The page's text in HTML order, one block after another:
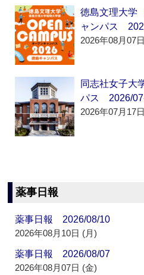
徳島文理大
ャンパス
2026年08月07
同志社女子大
パス 2026/
2026年07月17
薬事日報
薬事日報 2026/08/10
2026年08月10日 (月)
薬事日報 2026/08/07
2026年08月07日 (金)